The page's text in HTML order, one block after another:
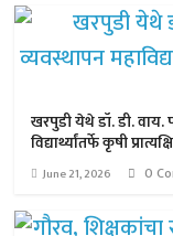
खरपुडी येथे डॉ. डी. वाय.
विद्यार्थ्यांतर्फे कृषी
June 21, 2026 0